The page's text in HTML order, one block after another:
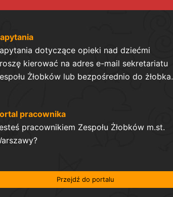
dotyczące opieki nad dziećmi
kierować na adres e-mail sekretariatu
Żłobków lub bezpośrednio do żłobka.
pracownika
pracownikiem Zespołu Żłobków m.st.
Przejdź do portalu